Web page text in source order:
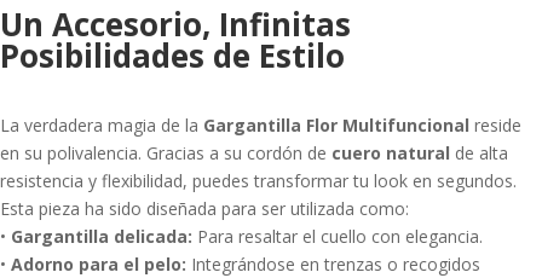
Un Accesorio, Infinitas
Posibilidades de Estilo
La verdadera magia de la Gargantilla Flor Multifuncional reside
en su polivalencia. Gracias a su cordón de cuero natural de alta
resistencia y flexibilidad, puedes transformar tu look en segundos.
Esta pieza ha sido diseñada para ser utilizada como:
• Gargantilla delicada: Para resaltar el cuello con elegancia.
• Adorno para el pelo: Integrándose en trenzas o recogidos